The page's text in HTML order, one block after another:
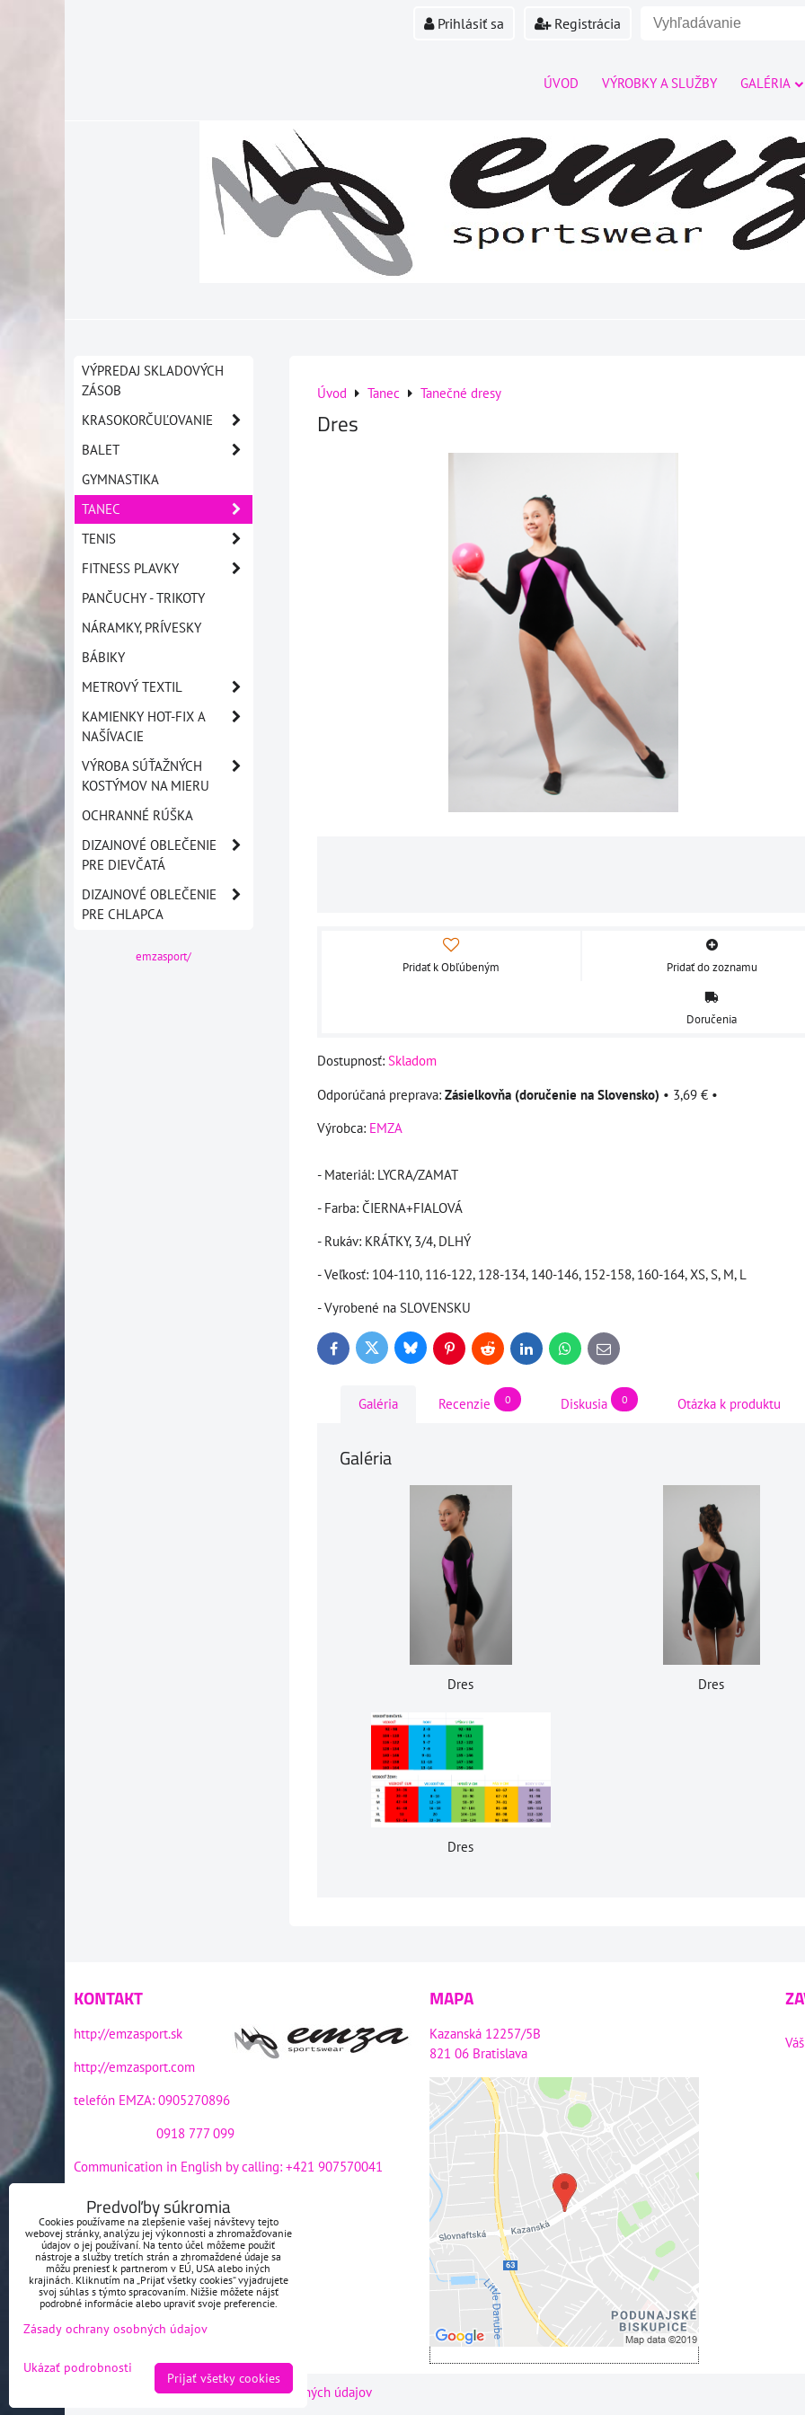
Prihlásiť sa Registrácia
ÚVOD VÝROBKY A SLUŽBY GALÉRIA
Úvod Tanec Tanečné dresy
Dres
Pridať k Obľúbeným Pridať do zoznamu
Doručenia
Dostupnosť: Skladom
Zásielkovňa (doručenie na Slovensko) • 3,69 € •
Výrobca: EMZA
- Materiál: LYCRA/ZAMAT
- Farba: ČIERNA+FIALOVÁ
- Rukáv: KRÁTKY, 3/4, DLHÝ
- Veľkosť: 104-110, 116-122, 128-134, 140-146, 152-158, 160-164, XS, S, M, L
- Vyrobené na SLOVENSKU
FacebookTwitter BlueskyPinterestReddit LinkedInWhatsApp
E-
mail
Galéria Recenzie 0 Diskusia 0 Otázka k produktu
Galéria
Dres Dres
Dres
VÝPREDAJ SKLADOVÝCH
ZÁSOB
KRASOKORČUĽOVANIE
BALET
GYMNASTIKA
TANEC
TENIS
FITNESS PLAVKY
PANČUCHY - TRIKOTY
NÁRAMKY, PRÍVESKY
BÁBIKY
METROVÝ TEXTIL
KAMIENKY HOT-FIX A
NAŠÍVACIE
VÝROBA SÚŤAŽNÝCH
KOSTÝMOV NA MIERU
OCHRANNÉ RÚŠKA
DIZAJNOVÉ OBLEČENIE
PRE DIEVČATÁ
DIZAJNOVÉ OBLEČENIE
PRE CHLAPCA
emzasport/
KONTAKT
http://emzasport.sk
http://emzasport.com
telefón EMZA: 0905270896
0918 777 099
Communication in English by calling: +421 907570041
e-mail EMZA:emzasport@gmail.com
e-mail EMZA:emza@emzasport.sk
MAPA
Kazanská 12257/5B
821 06 Bratislava
Externý obsah je blokovaný
Prajete si načítať externý obsah?
Povoliť tentokrát
Povoliť a zapamätať - súhlas s
druhom cookie: Funkčné
Otvoriť obsah v novom okne
Predvoľby súkromia Zásady ochrany osobných údajov
Predvoľby súkromia
Cookies používame na zlepšenie vašej návštevy tejto
webovej stránky, analýzu jej výkonnosti a zhromažďovanie
údajov o jej používaní. Na tento účel môžeme použiť
nástroje a služby tretích strán a zhromaždené údaje sa
môžu preniesť k partnerom v EÚ, USA alebo iných
krajinách. Kliknutím na „Prijať všetky cookies“ vyjadrujete
svoj súhlas s týmto spracovaním. Nižšie môžete nájsť
podrobné informácie alebo upraviť svoje preferencie.
Zásady ochrany osobných údajov
Ukázať podrobnosti
Prijať všetky cookies